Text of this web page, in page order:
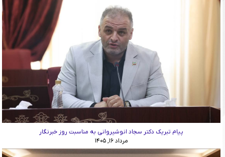
پیام تبریک دکتر سجاد انوشیروانی به مناسبت روز خبرنگار
مرداد ۱۶, ۱۴۰۵